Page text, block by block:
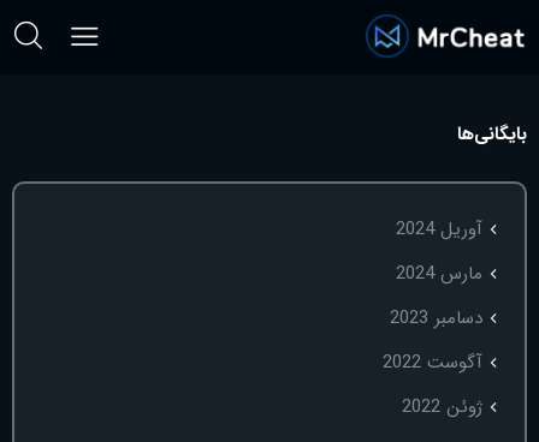
بایگانی‌ها
آوریل 2024
مارس 2024
دسامبر 2023
آگوست 2022
ژوئن 2022